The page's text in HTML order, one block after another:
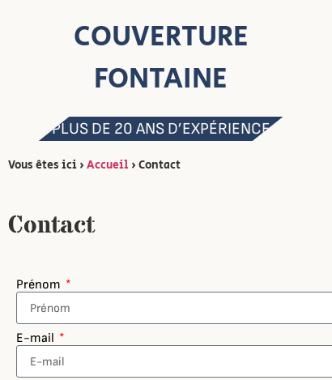
COUVERTURE
FONTAINE
PLUS DE 20 ANS D’EXPÉRIENCE
Vous êtes ici › Accueil › Contact
Contact
Prénom
E-mail